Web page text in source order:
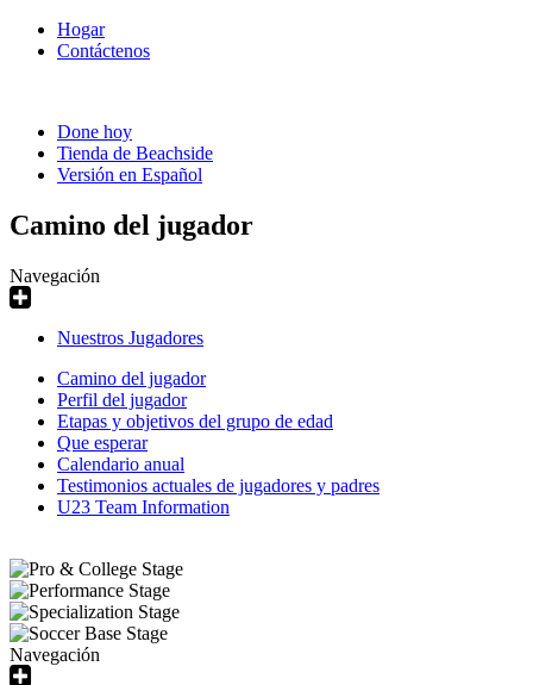
Hogar
Contáctenos
Done hoy
Tienda de Beachside
Versión en Español
Camino del jugador
Navegación
Nuestros Jugadores
Camino del jugador
Perfil del jugador
Etapas y objetivos del grupo de edad
Que esperar
Calendario anual
Testimonios actuales de jugadores y padres
U23 Team Information
Navegación